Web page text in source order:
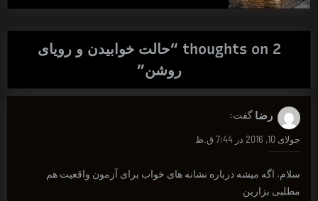
2 thoughts on “
حالت خوابیدن و رویای
روشن”
رضا گفت:
جولای 10, 2016 در 7:44 ق.ظ
سلام. اگه میشه درباره نشانه های خواب برای آزمون واقعیت هم
مطلبی بزارین